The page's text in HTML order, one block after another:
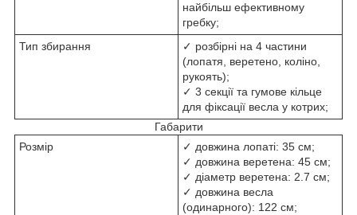
найбільш ефективному
гребку;
Тип збирання
✓ розбірні на 4 частини
(лопатя, веретено, коліно,
рукоять);
✓ 3 секції та гумове кільце
для фіксації весла у котрих;
Габарити
Розмір
✓ довжина лопаті: 35 см;
✓ довжина веретена: 45 см;
✓ діаметр веретена: 2.7 см;
✓ довжина весла
(одинарного): 122 см;